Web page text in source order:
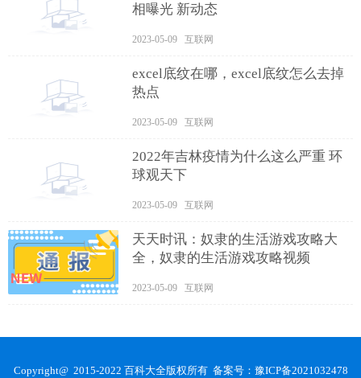
相曝光 新动态
2023-05-09 互联网
excel底纹在哪，excel底纹怎么去掉
热点
2023-05-09 互联网
2022年吉林疫情为什么这么严重 环
球观天下
2023-05-09 互联网
天天时讯：奴隶的生活游戏攻略大
全，奴隶的生活游戏攻略视频
2023-05-09 互联网
Copyright@ 2015-2022 百科大全版权所有 备案号： 豫ICP备2021032478